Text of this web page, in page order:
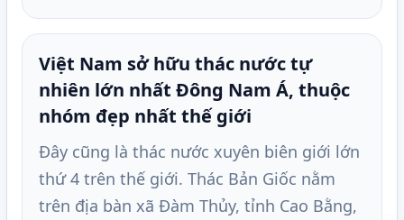
Việt Nam sở hữu thác nước tự
nhiên lớn nhất Đông Nam Á, thuộc
nhóm đẹp nhất thế giới
Đây cũng là thác nước xuyên biên giới lớn
thứ 4 trên thế giới. Thác Bản Giốc nằm
trên địa bàn xã Đàm Thủy, tỉnh Cao Bằng,